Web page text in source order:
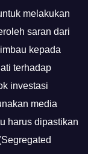
melakukan
saran dari
kepada
terhadap
investasi
media
harus dipastikan